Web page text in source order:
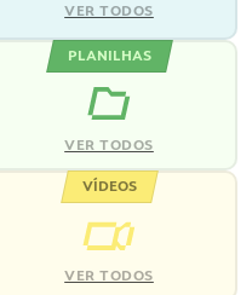
VER TODOS
PLANILHAS
VER TODOS
VÍDEOS
VER TODOS